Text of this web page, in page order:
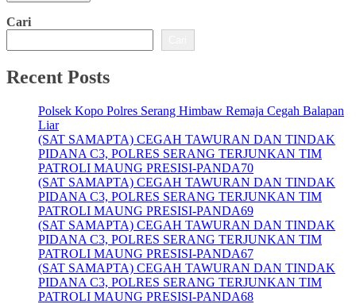
Cari
Recent Posts
Polsek Kopo Polres Serang Himbaw Remaja Cegah Balapan
Liar
(SAT SAMAPTA) CEGAH TAWURAN DAN TINDAK
PIDANA C3, POLRES SERANG TERJUNKAN TIM
PATROLI MAUNG PRESISI-PANDA70
(SAT SAMAPTA) CEGAH TAWURAN DAN TINDAK
PIDANA C3, POLRES SERANG TERJUNKAN TIM
PATROLI MAUNG PRESISI-PANDA69
(SAT SAMAPTA) CEGAH TAWURAN DAN TINDAK
PIDANA C3, POLRES SERANG TERJUNKAN TIM
PATROLI MAUNG PRESISI-PANDA67
(SAT SAMAPTA) CEGAH TAWURAN DAN TINDAK
PIDANA C3, POLRES SERANG TERJUNKAN TIM
PATROLI MAUNG PRESISI-PANDA68